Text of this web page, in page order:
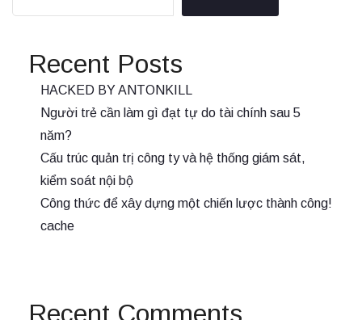
Recent Posts
HACKED BY ANTONKILL
Người trẻ cần làm gì đạt tự do tài chính sau 5
năm?
Cấu trúc quản trị công ty và hệ thống giám sát,
kiểm soát nội bộ
Công thức để xây dựng một chiến lược thành công!
cache
Recent Comments